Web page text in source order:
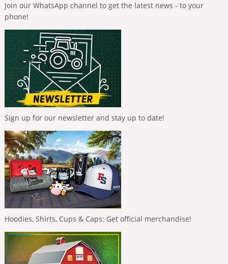
Join our WhatsApp channel to get the latest news - to your
phone!
Sign up for our newsletter and stay up to date!
Hoodies, Shirts, Cups & Caps: Get official merchandise!